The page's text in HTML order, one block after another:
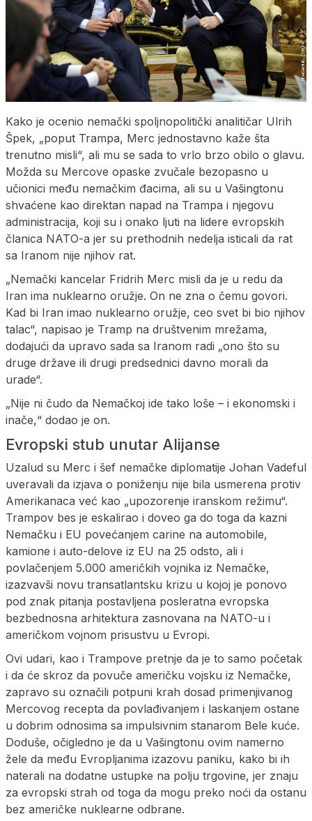
Kako je ocenio nemački spoljnopolitički analitičar Ulrih
Špek, „poput Trampa, Merc jednostavno kaže šta
trenutno misli“, ali mu se sada to vrlo brzo obilo o glavu.
Možda su Mercove opaske zvučale bezopasno u
učionici među nemačkim đacima, ali su u Vašingtonu
shvaćene kao direktan napad na Trampa i njegovu
administracija, koji su i onako ljuti na lidere evropskih
članica NATO-a jer su prethodnih nedelja isticali da rat
sa Iranom nije njihov rat.
„Nemački kancelar Fridrih Merc misli da je u redu da
Iran ima nuklearno oružje. On ne zna o čemu govori.
Kad bi Iran imao nuklearno oružje, ceo svet bi bio njihov
talac“, napisao je Tramp na društvenim mrežama,
dodajući da upravo sada sa Iranom radi „ono što su
druge države ili drugi predsednici davno morali da
urade“.
„Nije ni čudo da Nemačkoj ide tako loše – i ekonomski i
inače,“ dodao je on.
Evropski stub unutar Alijanse
Uzalud su Merc i šef nemačke diplomatije Johan Vadeful
uveravali da izjava o poniženju nije bila usmerena protiv
Amerikanaca već kao „upozorenje iranskom režimu“.
Trampov bes je eskalirao i doveo ga do toga da kazni
Nemačku i EU povećanjem carine na automobile,
kamione i auto-delove iz EU na 25 odsto, ali i
povlačenjem 5.000 američkih vojnika iz Nemačke,
izazvavši novu transatlantsku krizu u kojoj je ponovo
pod znak pitanja postavljena posleratna evropska
bezbednosna arhitektura zasnovana na NATO-u i
američkom vojnom prisustvu u Evropi.
Ovi udari, kao i Trampove pretnje da je to samo početak
i da će skroz da povuče američku vojsku iz Nemačke,
zapravo su označili potpuni krah dosad primenjivanog
Mercovog recepta da povlađivanjem i laskanjem ostane
u dobrim odnosima sa impulsivnim stanarom Bele kuće.
Doduše, očigledno je da u Vašingtonu ovim namerno
žele da među Evropljanima izazovu paniku, kako bi ih
naterali na dodatne ustupke na polju trgovine, jer znaju
za evropski strah od toga da mogu preko noći da ostanu
bez američke nuklearne odbrane.